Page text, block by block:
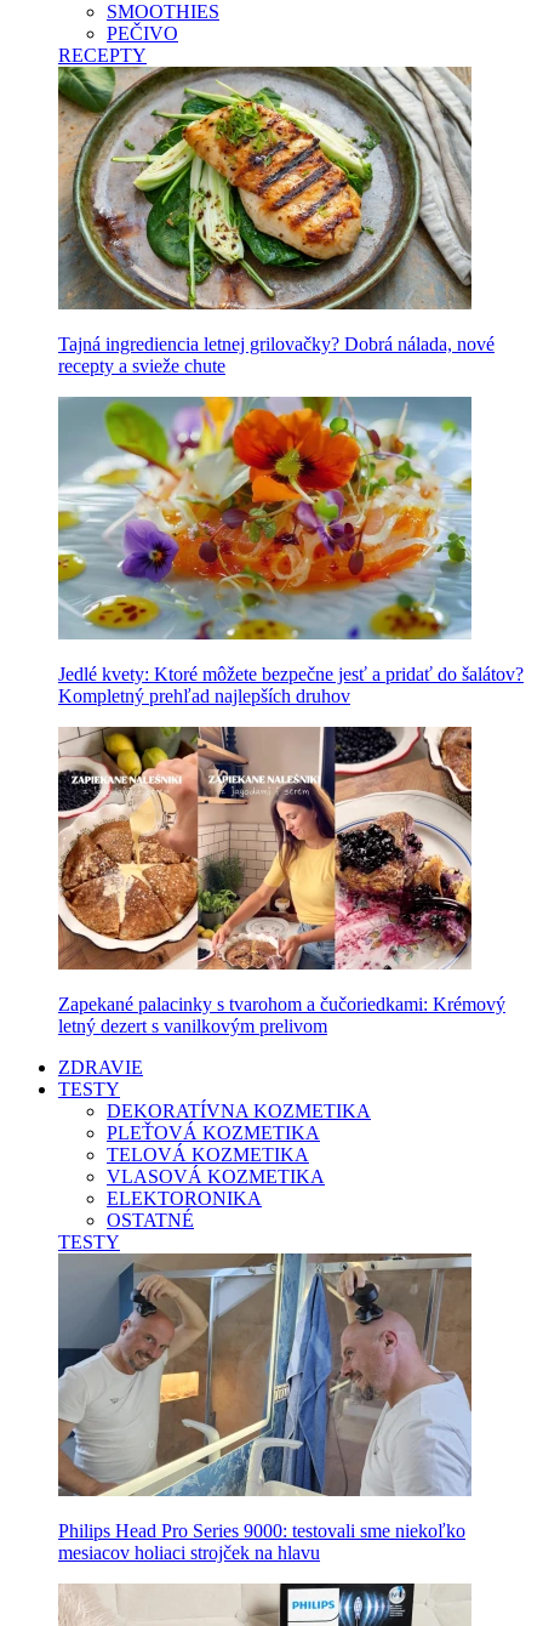
SMOOTHIES
PEČIVO
RECEPTY
Tajná ingrediencia letnej grilovačky? Dobrá nálada, nové
recepty a svieže chute
Jedlé kvety: Ktoré môžete bezpečne jesť a pridať do šalátov?
Kompletný prehľad najlepších druhov
Zapekané palacinky s tvarohom a čučoriedkami: Krémový
letný dezert s vanilkovým prelivom
ZDRAVIE
TESTY
DEKORATÍVNA KOZMETIKA
PLEŤOVÁ KOZMETIKA
TELOVÁ KOZMETIKA
VLASOVÁ KOZMETIKA
ELEKTORONIKA
OSTATNÉ
TESTY
Philips Head Pro Series 9000: testovali sme niekoľko
mesiacov holiaci strojček na hlavu